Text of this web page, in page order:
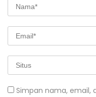
Simpan nama, email,